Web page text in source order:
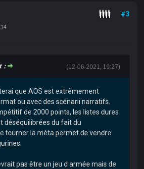
#3
(12-06-2021, 19:27)
:
que AOS est extrêmement
ou avec des scénarii narratifs.
de 2000 points, les listes dures
déséquilibrées du fait du
tourner la méta permet de vendre
pas être un jeu d armée mais de